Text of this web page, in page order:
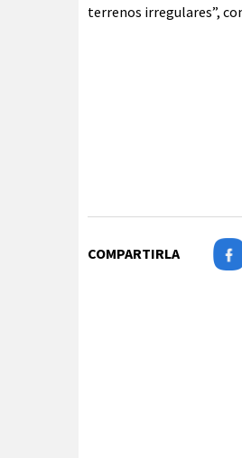
terrenos irregulares”,
COMPARTIRLA